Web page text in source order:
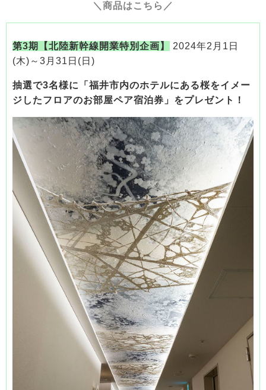
＼商品はこちら／
第3期【北陸新幹線開業特別企画】
2024年2月1日
(木)～3月31日(日)
抽選で3名様に「福井市内のホテルにある桜をイメー
ジしたフロアのお部屋ペア宿泊券」をプレゼント！